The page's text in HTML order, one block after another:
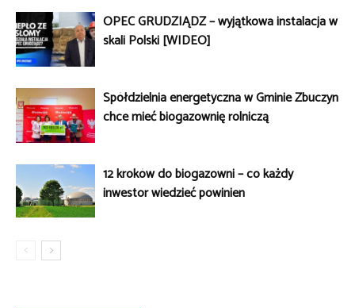
OPEC GRUDZIĄDZ – wyjątkowa instalacja w
skali Polski [WIDEO]
Spółdzielnia energetyczna w Gminie Zbuczyn
chce mieć biogazownię rolniczą
12 kroków do biogazowni – co każdy
inwestor wiedzieć powinien